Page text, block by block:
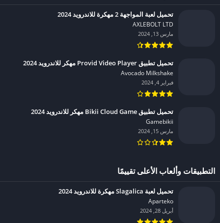
تحميل لعبة المواجهة 2 مهكرة للاندرويد 2024
AXLEBOLT LTD‏
مارس 13, 2024
تحميل تطبيق Provid Video Player مهكر للاندرويد 2024
Avocado Milkshake‏
فبراير 4, 2024
تحميل تطبيق Bikii Cloud Game مهكر للاندرويد 2024
Gamebikii‏
مارس 15, 2024
التطبيقات وألعاب الأعلى تقييمًا
تحميل لعبة Slagalica مهكرة للاندرويد 2024
Aparteko‏
أبريل 28, 2024